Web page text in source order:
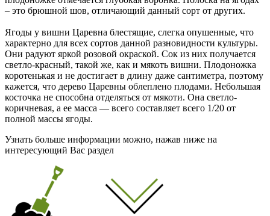
– это брюшной шов, отличающий данный сорт от других.
Ягоды у вишни Царевна блестящие, слегка опушенные, что
характерно для всех сортов данной разновидности культуры.
Они радуют яркой розовой окраской. Сок из них получается
светло-красный, такой же, как и мякоть вишни. Плодоножка
коротенькая и не достигает в длину даже сантиметра, поэтому
кажется, что дерево Царевны облеплено плодами. Небольшая
косточка не способна отделяться от мякоти. Она светло-
коричневая, а ее масса — всего составляет всего 1/20 от
полной массы ягоды.
Узнать больше информации можно, нажав ниже на
интересующий Вас раздел